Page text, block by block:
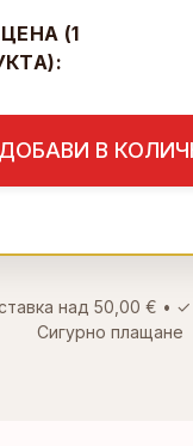
(1
ДОБАВИ В
над 50,00 € • ✓
Сигурно плащане